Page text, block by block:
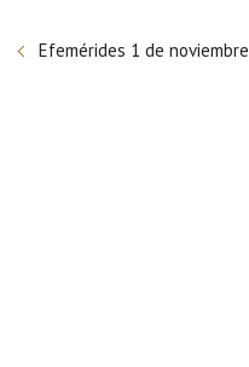
Efemérides 1 de noviembre